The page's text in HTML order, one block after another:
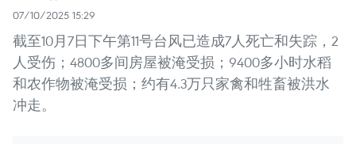
07/10/2025 15:29
截至10月7日下午第11号台风已造成7人死亡和失踪，2
人受伤；4800多间房屋被淹受损；9400多小时水稻
和农作物被淹受损；约有4.3万只家禽和牲畜被洪水
冲走。